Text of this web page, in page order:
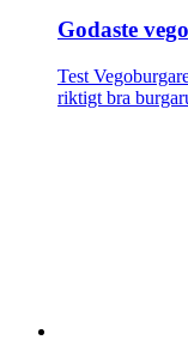
Godaste
Test
riktigt bra